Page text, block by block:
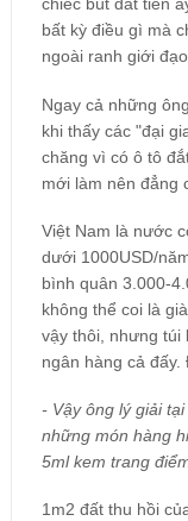
chiếc bút đắt tiền
bất kỳ điều gì mà
ngoài ranh giới
Ngay cả những
khi thấy các "đại
chăng vì có ô tô
mới làm nên đẳng
Việt Nam là nước
dưới 1000USD/
bình quân 3.000-
không thể coi là
vậy thôi, nhưng túi
ngân hàng cả
- Vậy ông lý giải
những món hàng
5ml kem trang
1m2 đất thu hồi